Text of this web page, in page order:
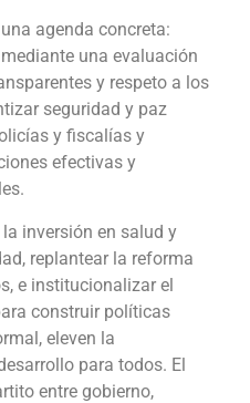
agenda concreta:
una evaluación
y respeto a los
seguridad y paz
y fiscalías y
efectivas y
inversión en salud y
replantear la reforma
e institucionalizar el
construir políticas
eleven la
para todos. El
entre gobierno,